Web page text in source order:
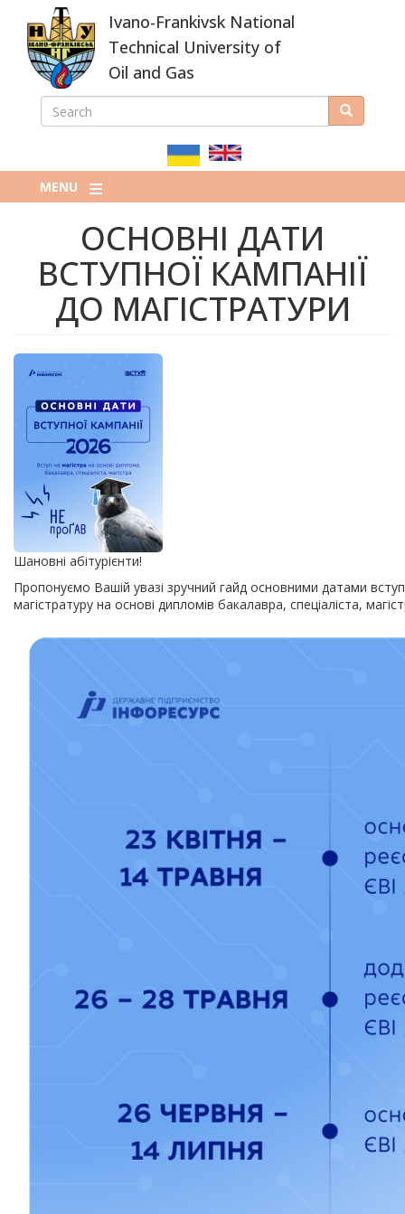
main
content
Ivano-Frankivsk National
Technical University of
Oil and Gas
ПОШУКОВА
SEARCH Search
MENU
ОСНОВНІ ДАТИ
ВСТУПНОЇ КАМПАНІЇ
ДО МАГІСТРАТУРИ
Шановні абітурієнти!
Пропонуємо Вашій увазі зручний гайд основними датами
магістратуру на основі дипломів бакалавра, спеціаліста,